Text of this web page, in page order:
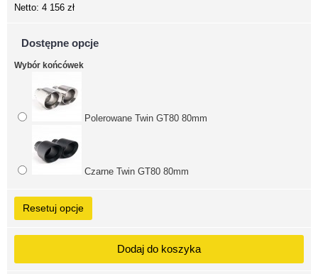
Netto: 4 156 zł
Dostępne opcje
Wybór końcówek
Polerowane Twin GT80 80mm
Czarne Twin GT80 80mm
Resetuj opcje
Dodaj do koszyka